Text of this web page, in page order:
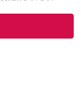
トの他の記事を読む